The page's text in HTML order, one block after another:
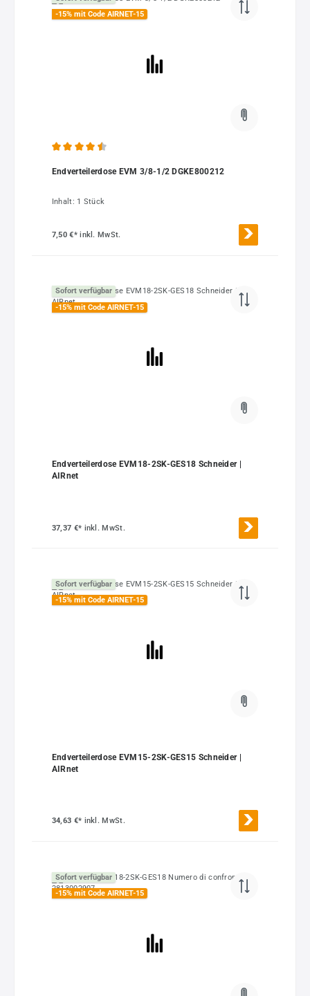
-15% mit Code AIRNET-15
Endverteilerdose EVM 3/8-1/2 DGKE800212
Inhalt: 1 Stück
7,50 €*inkl. MwSt.
Sofort verfügbar
-15% mit Code AIRNET-15
Endverteilerdose EVM18-2SK-GES18 Schneider |
AIRnet
37,37 €* inkl. MwSt.
Sofort verfügbar
-15% mit Code AIRNET-15
Endverteilerdose EVM15-2SK-GES15 Schneider |
AIRnet
34,63 €* inkl. MwSt.
Sofort verfügbar
-15% mit Code AIRNET-15